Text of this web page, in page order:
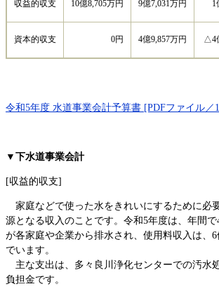
収益的収支 10億8,705万円 9億7,031万円 1
資本的収支 0円 4億9,857万円 △4
令和5年度 水道事業会計予算書 [PDFファイル／
▼下水道事業会計
[収益的収支]
家庭などで使った水をきれいにするために必
源となる収入のことです。令和5年度は、年間
が各家庭や企業から排水され、使用料収入は、6
でいます。
主な支出は、多々良川浄化センターでの汚水
負担金です。